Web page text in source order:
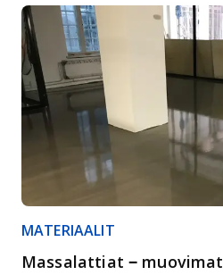
MATERIAALIT
Massalattiat ‒